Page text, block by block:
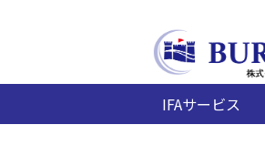
IFAサービス